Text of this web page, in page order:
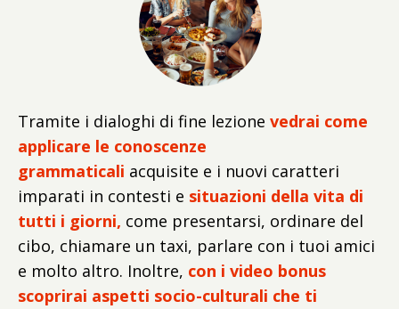
Tramite i dialoghi di fine lezione vedrai come
applicare le conoscenze
grammaticali acquisite e i nuovi caratteri
imparati in contesti e situazioni della vita di
tutti i giorni, come presentarsi, ordinare del
cibo, chiamare un taxi, parlare con i tuoi amici
e molto altro. Inoltre, con i video bonus
scoprirai aspetti socio-culturali che ti